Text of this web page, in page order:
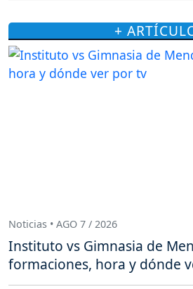
+
Noticias • AGO 7 / 2026
Instituto vs Gimnasia de
formaciones, hora y dónde